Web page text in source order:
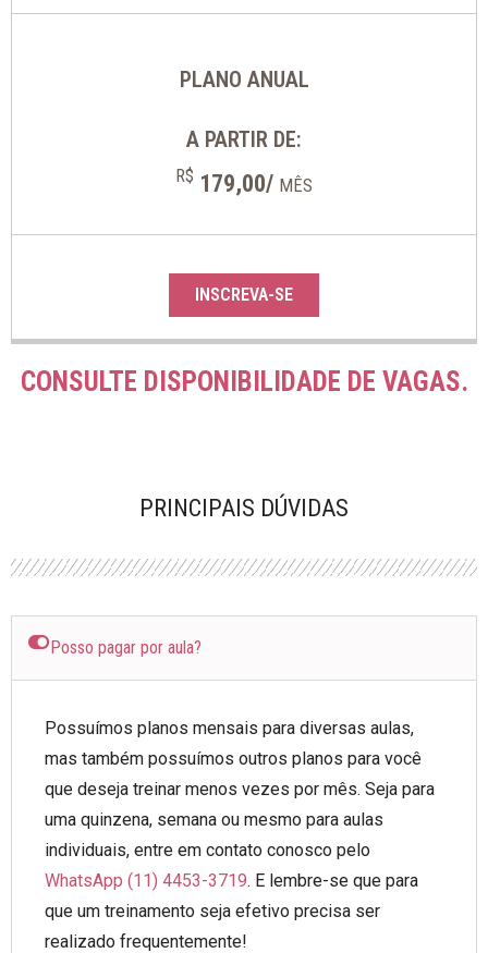
PLANO ANUAL
A PARTIR DE:
R$ 179,00/ MÊS
INSCREVA-SE
CONSULTE DISPONIBILIDADE DE VAGAS.
PRINCIPAIS DÚVIDAS
Posso pagar por aula?
Possuímos planos mensais para diversas aulas,
mas também possuímos outros planos para você
que deseja treinar menos vezes por mês. Seja para
uma quinzena, semana ou mesmo para aulas
individuais, entre em contato conosco pelo
WhatsApp (11) 4453-3719. E lembre-se que para
que um treinamento seja efetivo precisa ser
realizado frequentemente!